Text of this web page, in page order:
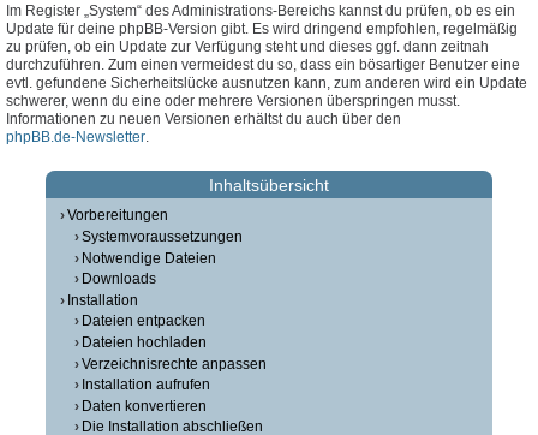
Im Register „System“ des Administrations-Bereichs kannst du prüfen, ob es ein
Update für deine phpBB-Version gibt. Es wird dringend empfohlen, regelmäßig
zu prüfen, ob ein Update zur Verfügung steht und dieses ggf. dann zeitnah
durchzuführen. Zum einen vermeidest du so, dass ein bösartiger Benutzer eine
evtl. gefundene Sicherheitslücke ausnutzen kann, zum anderen wird ein Update
schwerer, wenn du eine oder mehrere Versionen überspringen musst.
Informationen zu neuen Versionen erhältst du auch über den
phpBB.de-Newsletter.
Inhaltsübersicht
Vorbereitungen
Systemvoraussetzungen
Notwendige Dateien
Downloads
Installation
Dateien entpacken
Dateien hochladen
Verzeichnisrechte anpassen
Installation aufrufen
Daten konvertieren
Die Installation abschließen